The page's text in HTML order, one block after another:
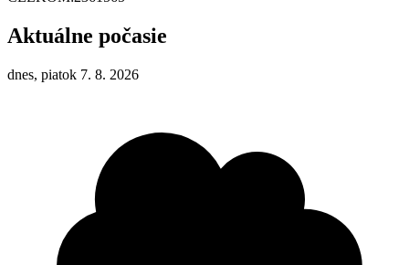
Aktuálne počasie
dnes, piatok 7. 8. 2026